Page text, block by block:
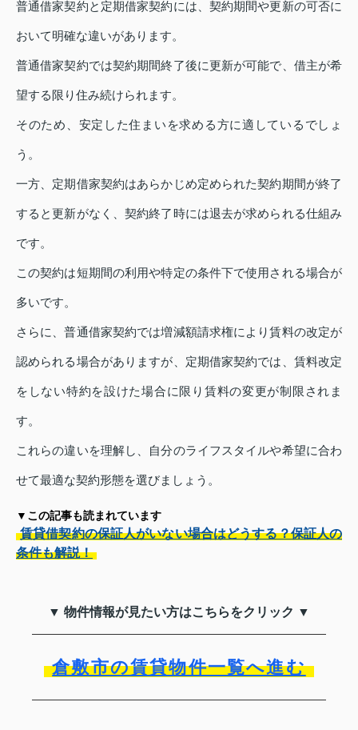
普通借家契約と定期借家契約には、契約期間や更新の可否に
おいて明確な違いがあります。
普通借家契約では契約期間終了後に更新が可能で、借主が希
望する限り住み続けられます。
そのため、安定した住まいを求める方に適しているでしょ
う。
一方、定期借家契約はあらかじめ定められた契約期間が終了
すると更新がなく、契約終了時には退去が求められる仕組み
です。
この契約は短期間の利用や特定の条件下で使用される場合が
多いです。
さらに、普通借家契約では増減額請求権により賃料の改定が
認められる場合がありますが、定期借家契約では、賃料改定
をしない特約を設けた場合に限り賃料の変更が制限されま
す。
これらの違いを理解し、自分のライフスタイルや希望に合わ
せて最適な契約形態を選びましょう。
▼この記事も読まれています
賃貸借契約の保証人がいない場合はどうする？保証人の
条件も解説！
▼ 物件情報が見たい方はこちらをクリック ▼
倉敷市の賃貸物件一覧へ進む